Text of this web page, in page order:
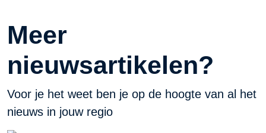
Meer
nieuwsartikelen?
Voor je het weet ben je op de hoogte van al het
nieuws in jouw regio